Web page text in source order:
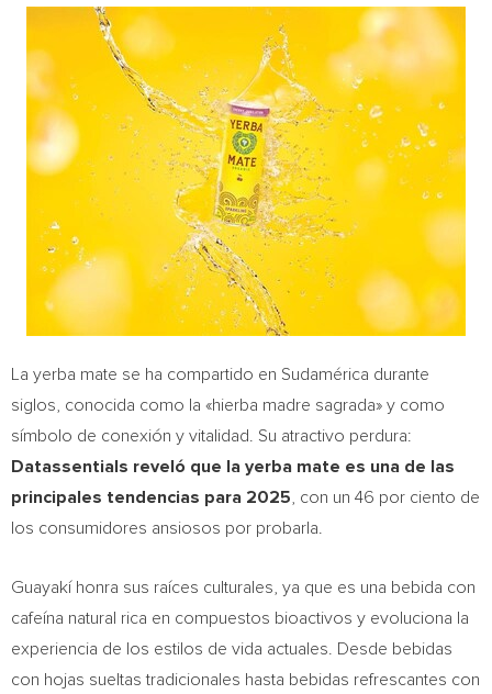
La yerba mate se ha compartido en Sudamérica durante
siglos, conocida como la «hierba madre sagrada» y como
símbolo de conexión y vitalidad. Su atractivo perdura:
Datassentials reveló que la yerba mate es una de las
principales tendencias para 2025 , con un 46 por ciento de
los consumidores ansiosos por probarla.
Guayakí honra sus raíces culturales, ya que es una bebida con
cafeína natural rica en compuestos bioactivos y evoluciona la
experiencia de los estilos de vida actuales. Desde bebidas
con hojas sueltas tradicionales hasta bebidas refrescantes con